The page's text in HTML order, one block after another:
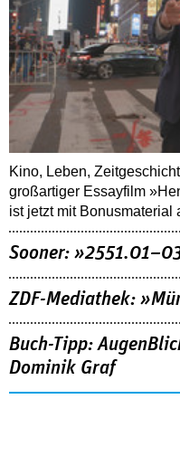
Kino, Leben,
großartiger Essayfilm
ist jetzt mit Bonusmaterial
Sooner:
ZDF-Mediathek:
Buch-Tipp:
Dominik Graf